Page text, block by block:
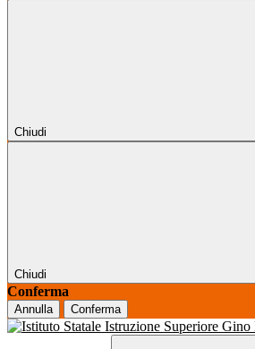
Chiudi
Chiudi
Conferma
Annulla Conferma